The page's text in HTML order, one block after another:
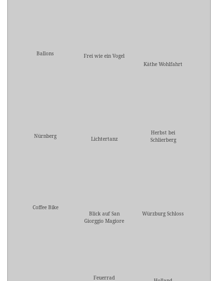
Ballons
Frei wie ein Vogel
Käthe Wohlfahrt
Nürnberg Lichtertanz
Herbst bei
Schlierberg
Coffee Bike
Blick auf San
Giorggio Magiore
Würzburg Schloss
Feuerrad